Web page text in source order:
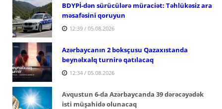
BDYPİ-dən sürücülərə müraciət: Təhlükəsiz ara
məsafəsini qoruyun
12:39 / 05.08.2026
Azərbaycanın 2 boksçusu Qazaxıstanda
beynəlxalq turnirə qatılacaq
12:34 / 05.08.2026
Avqustun 6-da Azərbaycanda 39 dərəcəyədək
isti müşahidə olunacaq